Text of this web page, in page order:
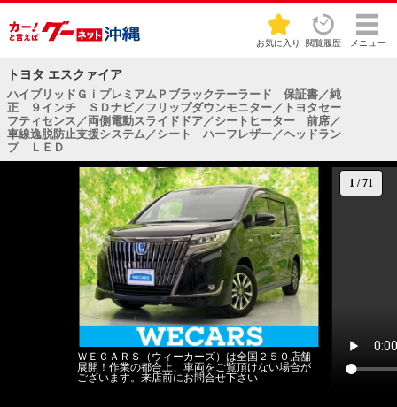
お気に入り 閲覧履歴 メニュー
トヨタ エスクァイア
ハイブリッドＧｉプレミアムＰブラックテーラード 保証書／純
正 ９インチ ＳＤナビ／フリップダウンモニター／トヨタセー
フティセンス／両側電動スライドドア／シートヒーター 前席／
車線逸脱防止支援システム／シート ハーフレザー／ヘッドラン
プ ＬＥＤ
1 /71
ＷＥＣＡＲＳ（ウィーカーズ）は全国２５０店舗
展開！作業の都合上、車両をご覧頂けない場合が
ございます。来店前にお問合せ下さい